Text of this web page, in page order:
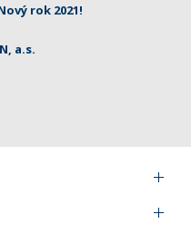
rok 2021!
a.s.